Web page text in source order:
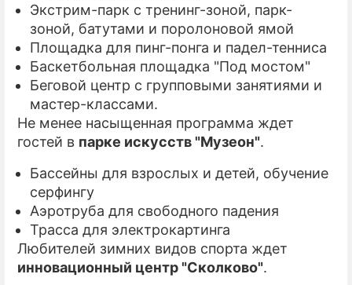
Экстрим-парк с тренинг-зоной, парк-
зоной, батутами и поролоновой ямой
Площадка для пинг-понга и падел-тенниса
Баскетбольная площадка "Под мостом"
Беговой центр с групповыми занятиями и
мастер-классами.
Не менее насыщенная программа ждет
гостей в парке искусств "Музеон".
Бассейны для взрослых и детей, обучение
серфингу
Аэротруба для свободного падения
Трасса для электрокартинга
Любителей зимних видов спорта ждет
инновационный центр "Сколково".